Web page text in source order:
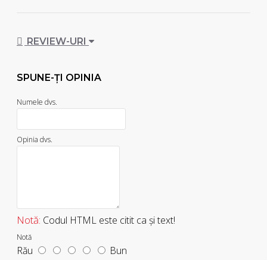
REVIEW-URI
SPUNE-ŢI OPINIA
Numele dvs.
Opinia dvs.
Notă: Codul HTML este citit ca şi text!
Notă
Rău Bun